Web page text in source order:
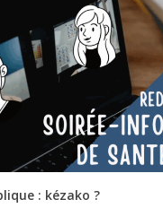
: kézako ?